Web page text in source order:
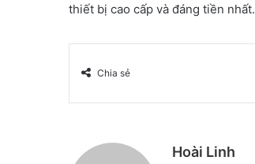
thiết bị cao cấp và đáng tiền nhất.
Chia sẻ
Hoài Linh